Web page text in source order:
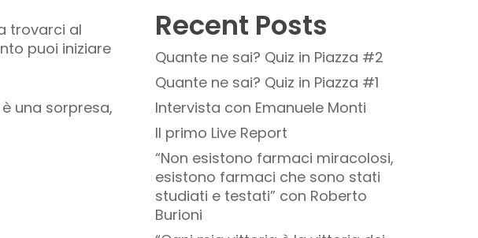
trovarci al
puoi iniziare
una sorpresa,
Recent Posts
Quante ne sai? Quiz in Piazza #2
Quante ne sai? Quiz in Piazza #1
Intervista con Emanuele Monti
Il primo Live Report
“Non esistono farmaci miracolosi,
esistono farmaci che sono stati
studiati e testati” con Roberto
Burioni